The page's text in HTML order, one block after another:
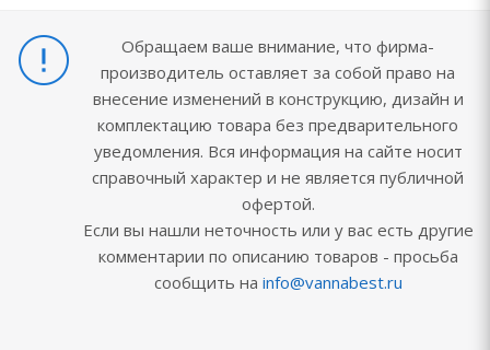
Обращаем ваше внимание, что фирма-
производитель оставляет за собой право на
внесение изменений в конструкцию, дизайн и
комплектацию товара без предварительного
уведомления. Вся информация на сайте носит
справочный характер и не является публичной
офертой.
Если вы нашли неточность или у вас есть другие
комментарии по описанию товаров - просьба
сообщить на info@vannabest.ru